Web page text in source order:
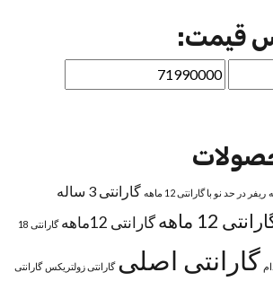
قیمت:
ریفر در حد نو با گارانتی 12 ماهه
گارانتی 3 ساله
12 ماهه گارانتی 12ماهه گارانتی 18
گارانتی اصلی گارانتی زولتریکس گارانتی